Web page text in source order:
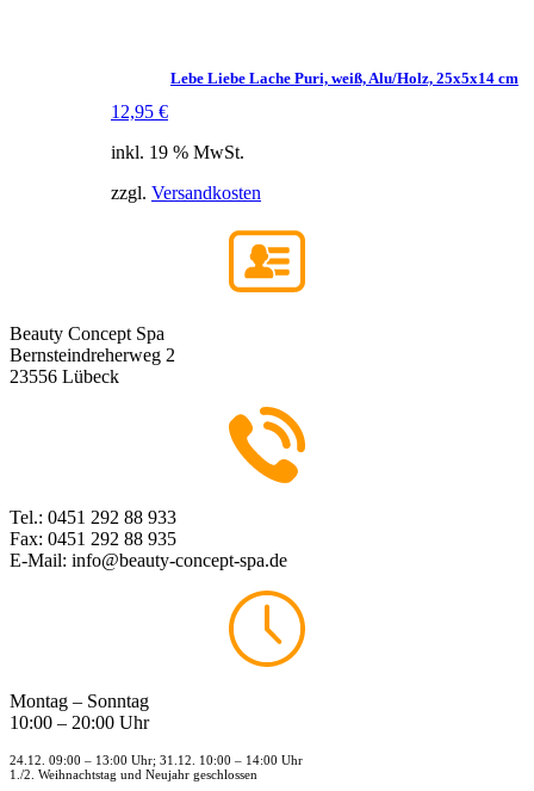
Lebe Liebe Lache Puri, weiß, Alu/Holz, 25x5x14 cm
12,95 €
inkl. 19 % MwSt.
zzgl. Versandkosten
Beauty Concept Spa
Bernsteindreherweg 2
23556 Lübeck
Tel.: 0451 292 88 933
Fax: 0451 292 88 935
E-Mail: info@beauty-concept-spa.de
Montag – Sonntag
10:00 – 20:00 Uhr
24.12. 09:00 – 13:00 Uhr; 31.12. 10:00 – 14:00 Uhr
1./2. Weihnachtstag und Neujahr geschlossen